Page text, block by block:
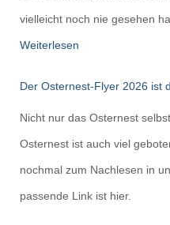
vielleicht noch nie gesehen
Weiterlesen
Der Osternest-Flyer 2026 ist
Nicht nur das Osternest
Osternest ist auch viel
nochmal zum Nachlesen in
passende Link ist hier.